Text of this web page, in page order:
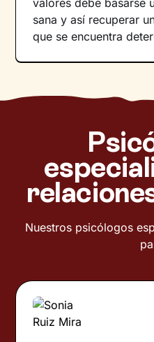
valores debe basarse
sana y así recuperar
que se encuentra
Nuestros psicólogos